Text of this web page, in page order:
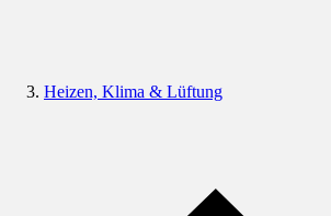
Heizen, Klima & Lüftung